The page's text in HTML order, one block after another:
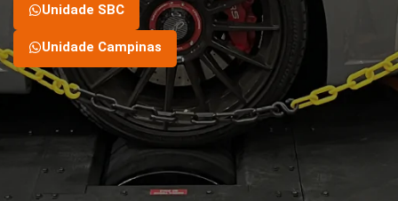
Unidade SBC
Unidade Campinas